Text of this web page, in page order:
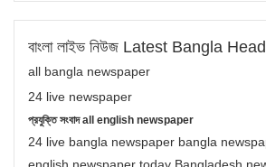
বাংলা লাইভ নিউজ Latest Bangla
all bangla newspaper
24 live newspaper
প্রযুক্তি সংবাদ all english newspaper
24 live bangla newspaper bangla